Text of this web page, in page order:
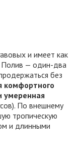
и имеет как
Полив — один-два
без
комфортного
умеренная
По внешнему
тропическую
и длинными